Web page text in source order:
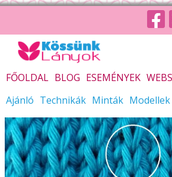
FŐOLDAL BLOG ESEMÉNYEK
Ajánló Technikák Minták Modellek